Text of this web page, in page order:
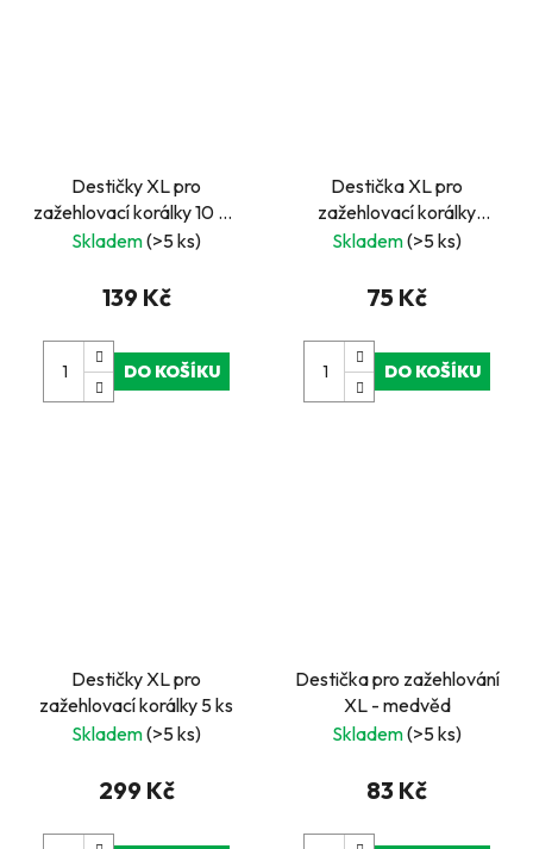
Destičky XL pro
zažehlovací korálky 10 ks,
motýl a srdce
Skladem(>5 ks)
139 Kč
DO KOŠÍKU
Destička XL pro
zažehlovací korálky
DINO 1 ks
Skladem(>5 ks)
75 Kč
DO KOŠÍKU
Destičky XL pro
zažehlovací korálky 5 ks
Skladem(>5 ks)
299 Kč
Destička pro zažehlování
XL - medvěd
Skladem(>5 ks)
83 Kč